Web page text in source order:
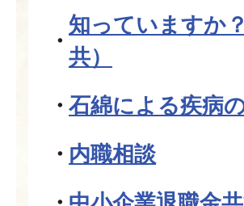
知っていますか
共）
石綿による疾病
内職相談